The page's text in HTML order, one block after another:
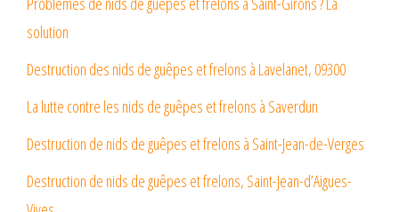
solution
Destruction des nids de guêpes et frelons à Lavelanet, 09300
La lutte contre les nids de guêpes et frelons à Saverdun
Destruction de nids de guêpes et frelons à Saint-Jean-de-Verges
Destruction de nids de guêpes et frelons, Saint-Jean-d’Aigues-